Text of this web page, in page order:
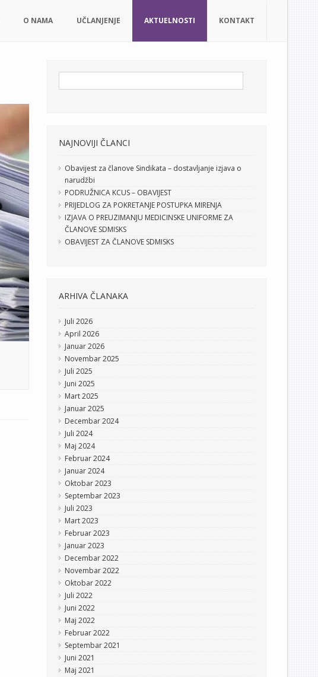
O NAMA UČLANJENJE AKTUELNOSTI KONTAKT
NAJNOVIJI ČLANCI
Obavijest za članove Sindikata – dostavljanje izjava o
narudžbi
PODRUŽNICA KCUS – OBAVIJEST
PRIJEDLOG ZA POKRETANJE POSTUPKA MIRENJA
IZJAVA O PREUZIMANJU MEDICINSKE UNIFORME ZA
ČLANOVE SDMISKS
OBAVIJEST ZA ČLANOVE SDMISKS
ARHIVA ČLANAKA
Juli 2026
April 2026
Januar 2026
Novembar 2025
Juli 2025
Juni 2025
Mart 2025
Januar 2025
Decembar 2024
Juli 2024
Maj 2024
Februar 2024
Januar 2024
Oktobar 2023
Septembar 2023
Juli 2023
Mart 2023
Februar 2023
Januar 2023
Decembar 2022
Novembar 2022
Oktobar 2022
Juli 2022
Juni 2022
Maj 2022
Februar 2022
Septembar 2021
Juni 2021
Maj 2021